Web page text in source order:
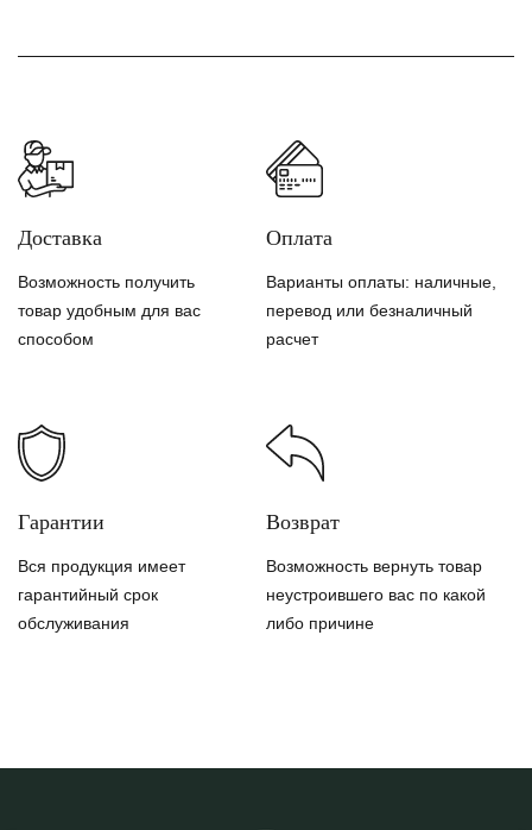
Доставка
Возможность получить
товар удобным для вас
способом
Оплата
Варианты оплаты: наличные,
перевод или безналичный
расчет
Гарантии
Вся продукция имеет
гарантийный срок
обслуживания
Возврат
Возможность вернуть товар
неустроившего вас по какой
либо причине